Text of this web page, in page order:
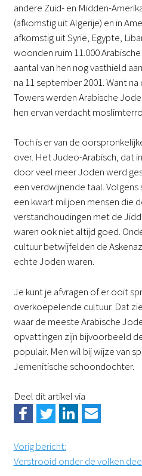
andere Zuid- en Midden-
(afkomstig uit Algerije) en in
afkomstig uit Syrië, Egypte,
woonden ruim 11.000
aantal van hen nog vasthield
na 11 september 2001. Want
Towers werden Arabische
hen ervan verdacht
Toch is er van de
over. Het Judeo-Arabisch, dat
door veel meer Joden werd
een verdwijnende taal.
een kwart miljoen mensen die
verstandhoudingen met de
waren ook niet altijd goed.
cultuur betwijfelden de
echte Joden waren.
Je kunt je afvragen of er ooit
overkoepelende cultuur. Dat
waar de meeste Arabische
opvattingen zijn bijvoorbeeld
populair. Men wil bij wijze van
Jemenitische schoondochter.
Deel dit artikel via
Vorig bericht:
Verstrooid onder de volken